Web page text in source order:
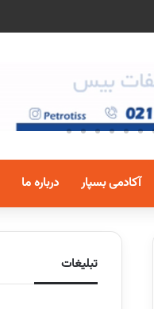
آکادمی بسپار درباره ما
تبلیغات